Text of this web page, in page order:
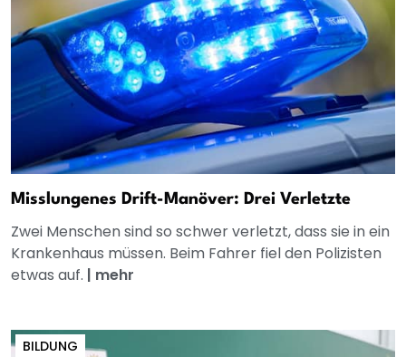
Misslungenes Drift-Manöver: Drei Verletzte
Zwei Menschen sind so schwer verletzt, dass sie in ein
Krankenhaus müssen. Beim Fahrer fiel den Polizisten
etwas auf. | mehr
BILDUNG